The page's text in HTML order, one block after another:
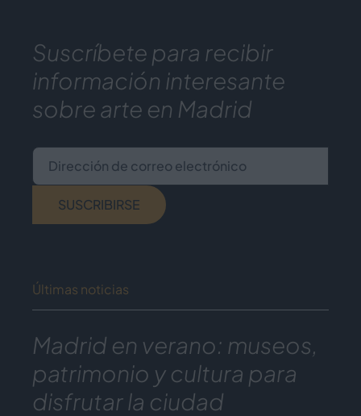
Suscríbete para recibir
información interesante
sobre arte en Madrid
Dirección de correo electrónico
SUSCRIBIRSE
Últimas noticias
Madrid en verano: museos,
patrimonio y cultura para
disfrutar la ciudad